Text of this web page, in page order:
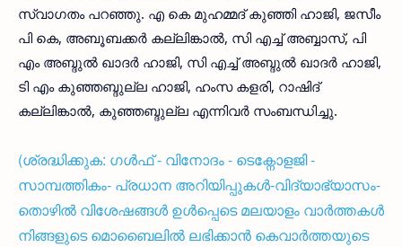
സ്വാഗതം പറഞ്ഞു. എ കെ മുഹമ്മദ് കുഞ്ഞി ഹാജി, ജസീം
പി കെ, അബൂബക്കര്‍ കല്ലിങ്കാല്‍, സി എച്ച് അബ്ബാസ്, പി
എം അബ്ദുല്‍ ഖാദര്‍ ഹാജി, സി എച്ച് അബ്ദുല്‍ ഖാദര്‍ ഹാജി,
ടി എം കുഞ്ഞബ്ദുല്ല ഹാജി, ഹംസ കളരി, റാഷിദ്
കല്ലിങ്കാല്‍, കുഞ്ഞബ്ദുല്ല എന്നിവര്‍ സംബന്ധിച്ചു.
(ശ്രദ്ധിക്കുക: ഗൾഫ് - വിനോദം - ടെക്നോളജി -
സാമ്പത്തികം- പ്രധാന അറിയിപ്പുകൾ-വിദ്യാഭ്യാസം-
തൊഴിൽ വിശേഷങ്ങൾ ഉൾപ്പെടെ മലയാളം വാർത്തകൾ
നിങ്ങളുടെ മൊബൈലിൽ ലഭിക്കാൻ കെവാർത്തയുടെ